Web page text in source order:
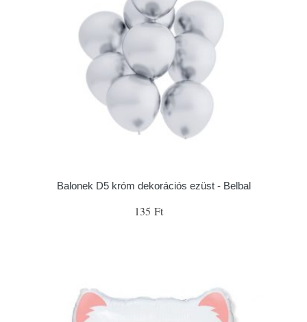
Balonek D5 króm dekorációs ezüst - Belbal
135 Ft